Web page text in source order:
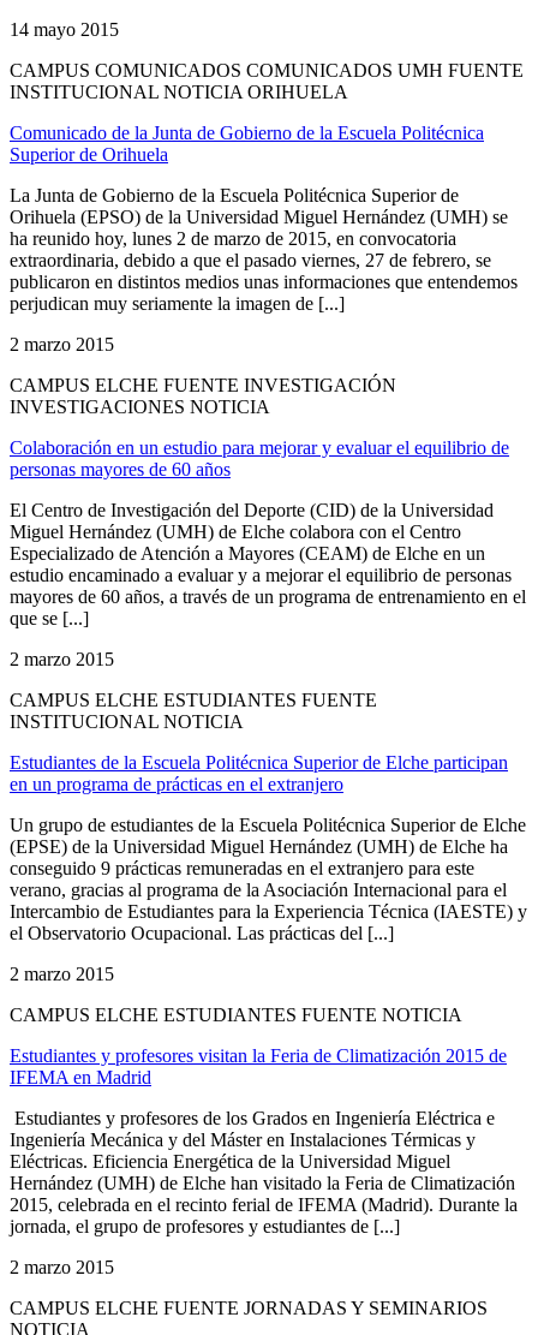
14 mayo 2015
CAMPUS COMUNICADOS COMUNICADOS UMH FUENTE
INSTITUCIONAL NOTICIA ORIHUELA
Comunicado de la Junta de Gobierno de la Escuela Politécnica
Superior de Orihuela
La Junta de Gobierno de la Escuela Politécnica Superior de
Orihuela (EPSO) de la Universidad Miguel Hernández (UMH) se
ha reunido hoy, lunes 2 de marzo de 2015, en convocatoria
extraordinaria, debido a que el pasado viernes, 27 de febrero, se
publicaron en distintos medios unas informaciones que entendemos
perjudican muy seriamente la imagen de [...]
2 marzo 2015
CAMPUS ELCHE FUENTE INVESTIGACIÓN
INVESTIGACIONES NOTICIA
Colaboración en un estudio para mejorar y evaluar el equilibrio de
personas mayores de 60 años
El Centro de Investigación del Deporte (CID) de la Universidad
Miguel Hernández (UMH) de Elche colabora con el Centro
Especializado de Atención a Mayores (CEAM) de Elche en un
estudio encaminado a evaluar y a mejorar el equilibrio de personas
mayores de 60 años, a través de un programa de entrenamiento en el
que se [...]
2 marzo 2015
CAMPUS ELCHE ESTUDIANTES FUENTE
INSTITUCIONAL NOTICIA
Estudiantes de la Escuela Politécnica Superior de Elche participan
en un programa de prácticas en el extranjero
Un grupo de estudiantes de la Escuela Politécnica Superior de Elche
(EPSE) de la Universidad Miguel Hernández (UMH) de Elche ha
conseguido 9 prácticas remuneradas en el extranjero para este
verano, gracias al programa de la Asociación Internacional para el
Intercambio de Estudiantes para la Experiencia Técnica (IAESTE) y
el Observatorio Ocupacional. Las prácticas del [...]
2 marzo 2015
CAMPUS ELCHE ESTUDIANTES FUENTE NOTICIA
Estudiantes y profesores visitan la Feria de Climatización 2015 de
IFEMA en Madrid
Estudiantes y profesores de los Grados en Ingeniería Eléctrica e
Ingeniería Mecánica y del Máster en Instalaciones Térmicas y
Eléctricas. Eficiencia Energética de la Universidad Miguel
Hernández (UMH) de Elche han visitado la Feria de Climatización
2015, celebrada en el recinto ferial de IFEMA (Madrid). Durante la
jornada, el grupo de profesores y estudiantes de [...]
2 marzo 2015
CAMPUS ELCHE FUENTE JORNADAS Y SEMINARIOS
NOTICIA